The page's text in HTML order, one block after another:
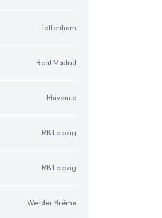
Tottenham
Real Madrid
Mayence
RB Leipzig
RB Leipzig
Werder Brême